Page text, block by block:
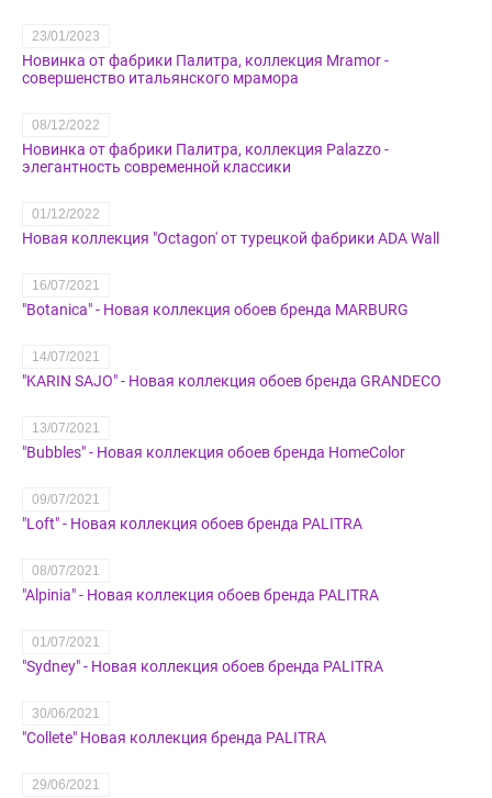
23/01/2023
Новинка от фабрики Палитра, коллекция Mramor -
совершенство итальянского мрамора
08/12/2022
Новинка от фабрики Палитра, коллекция Palazzo -
элегантность современной классики
01/12/2022
Новая коллекция "Octagon' от турецкой фабрики ADA Wall
16/07/2021
"Botanica" - Новая коллекция обоев бренда MARBURG
14/07/2021
"KARIN SAJO" - Новая коллекция обоев бренда GRANDECO
13/07/2021
"Bubbles" - Новая коллекция обоев бренда HomeColor
09/07/2021
"Loft" - Новая коллекция обоев бренда PALITRA
08/07/2021
"Alpinia" - Новая коллекция обоев бренда PALITRA
01/07/2021
"Sydney" - Новая коллекция обоев бренда PALITRA
30/06/2021
"Collete" Новая коллекция бренда PALITRA
29/06/2021